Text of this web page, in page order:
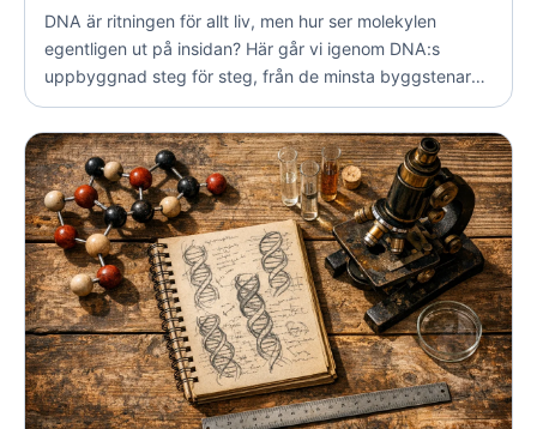
DNA är ritningen för allt liv, men hur ser molekylen
egentligen ut på insidan? Här går vi igenom DNA:s
uppbyggnad steg för steg, från de minsta byggstenarna
till den berömda dubbelspiralen, och förklarar varför just
den här strukturen är så genial.